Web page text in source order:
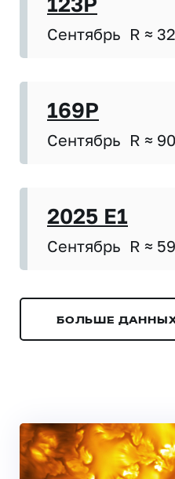
Сентябрь R ≈
169P
Сентябрь R ≈
2025 E1
Сентябрь R ≈
БОЛЬШЕ